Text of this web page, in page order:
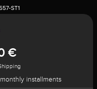
ST1
€
installments